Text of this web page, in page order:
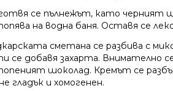
се пълнежът, като черният
на водна баня. Оставя се
сметана се разбива с
се добавя захарта. Внимателно
шоколад. Кремът се
гладък и хомогенен.